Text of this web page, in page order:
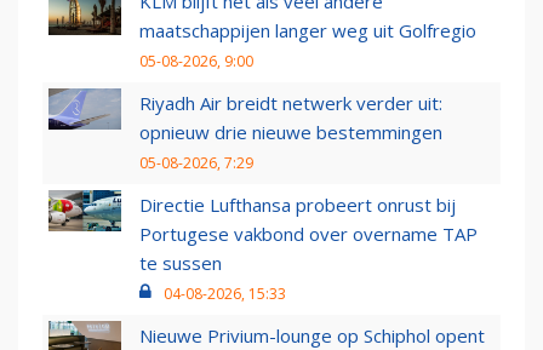
maatschappijen langer weg uit Golfregio
05-08-2026, 9:00
Riyadh Air breidt netwerk verder uit:
opnieuw drie nieuwe bestemmingen
05-08-2026, 7:29
Directie Lufthansa probeert onrust bij
Portugese vakbond over overname TAP
te sussen
04-08-2026, 15:33
Nieuwe Privium-lounge op Schiphol opent